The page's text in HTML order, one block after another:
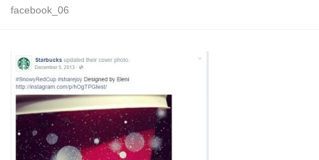
facebook_06